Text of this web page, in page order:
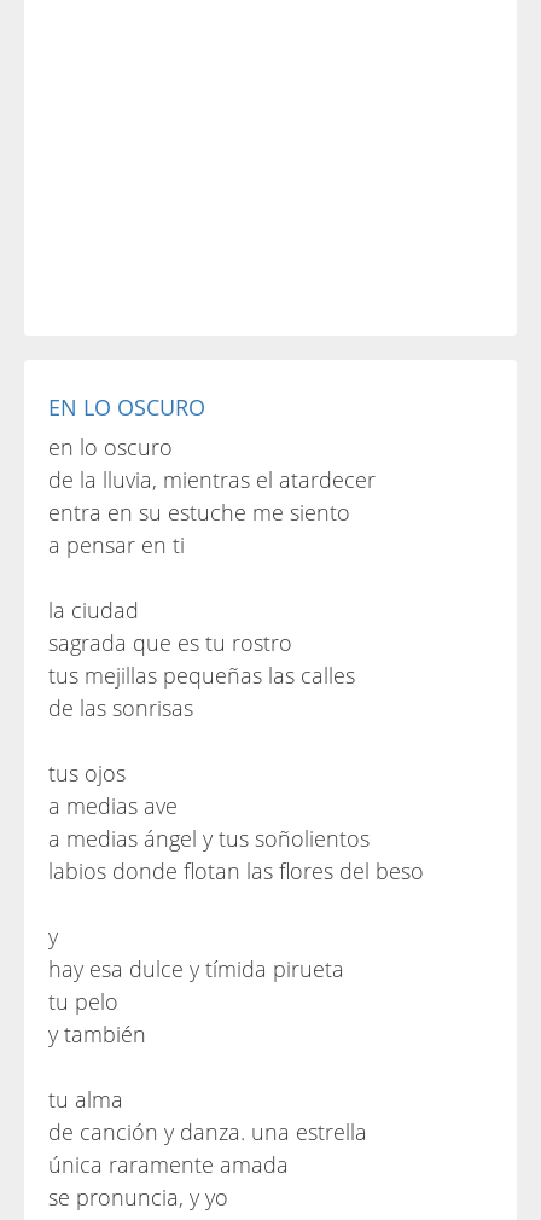
EN LO OSCURO
en lo oscuro
de la lluvia, mientras el atardecer
entra en su estuche me siento
a pensar en ti
la ciudad
sagrada que es tu rostro
tus mejillas pequeñas las calles
de las sonrisas
tus ojos
a medias ave
a medias ángel y tus soñolientos
labios donde flotan las flores del beso
y
hay esa dulce y tímida pirueta
tu pelo
y también
tu alma
de canción y danza. una estrella
única raramente amada
se pronuncia, y yo